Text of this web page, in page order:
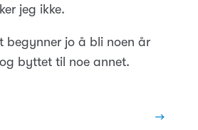
jeg ikke.
begynner jo å bli noen år
byttet til noe annet.
→